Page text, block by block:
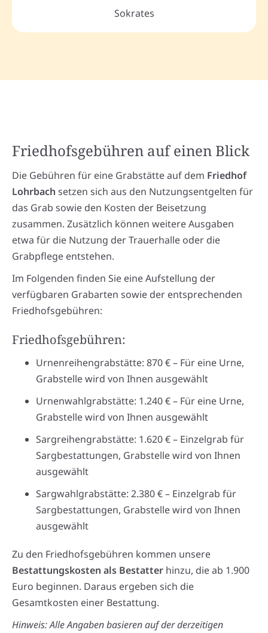
Sokrates
Friedhofsgebühren auf einen Blick
Die Gebühren für eine Grabstätte auf dem Friedhof
Lohrbach setzen sich aus den Nutzungsentgelten für
das Grab sowie den Kosten der Beisetzung
zusammen. Zusätzlich können weitere Ausgaben
etwa für die Nutzung der Trauerhalle oder die
Grabpflege entstehen.
Im Folgenden finden Sie eine Aufstellung der
verfügbaren Grabarten sowie der entsprechenden
Friedhofsgebühren:
Friedhofsgebühren:
Urnenreihengrabstätte: 870 € – Für eine Urne,
Grabstelle wird von Ihnen ausgewählt
Urnenwahlgrabstätte: 1.240 € – Für eine Urne,
Grabstelle wird von Ihnen ausgewählt
Sargreihengrabstätte: 1.620 € – Einzelgrab für
Sargbestattungen, Grabstelle wird von Ihnen
ausgewählt
Sargwahlgrabstätte: 2.380 € – Einzelgrab für
Sargbestattungen, Grabstelle wird von Ihnen
ausgewählt
Zu den Friedhofsgebühren kommen unsere
Bestattungskosten als Bestatter hinzu, die ab 1.900
Euro beginnen. Daraus ergeben sich die
Gesamtkosten einer Bestattung.
Hinweis: Alle Angaben basieren auf der derzeitigen